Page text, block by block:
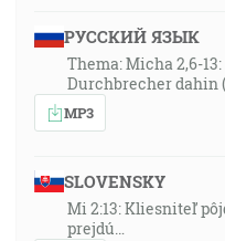
РУССКИЙ ЯЗЫК
Thema: Micha 2,6-
Durchbrecher dahin
MP3
SLOVENSKY
Mi 2:13: Kliesniteľ
prejdú…